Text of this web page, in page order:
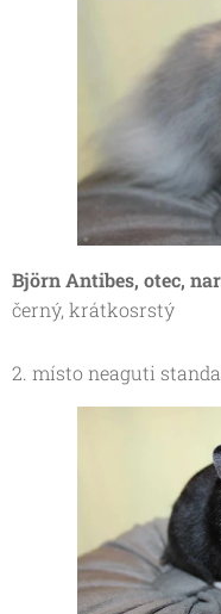
Björn Antibes, otec,
černý, krátkosrstý
2. místo neaguti